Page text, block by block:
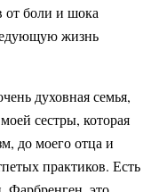
от боли и шока
жизнь
духовная семья,
сестры, которая
до моего отца и
практиков. Есть